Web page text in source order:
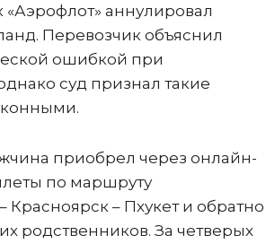
«Аэрофлот» аннулировал
Перевозчик объяснил
ошибкой при
суд признал такие
приобрел через онлайн-
по маршруту
Красноярск – Пхукет и обратно
родственников. За четверых